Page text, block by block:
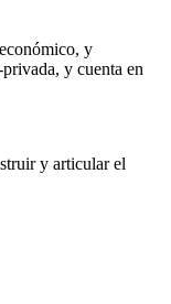
y
y cuenta en
y articular el